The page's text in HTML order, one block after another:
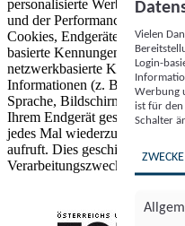
personalisierte Werbung und
und der Performance von
Cookies, Endgeräte- oder
basierte Kennungen, zufällig
netzwerkbasierte Kennungen)
Informationen (z. B.
Sprache, Bildschirmgröße,
Ihrem Endgerät gespeichert
jedes Mal wiederzuerkennen,
aufruft. Dies geschieht für
Verarbeitungszwecke.
Vielen
Login-
Werbung
ist für den
Schalter
ZWECKE